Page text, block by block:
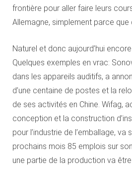
frontière pour aller faire leurs
Allemagne, simplement parce que
Naturel et donc aujourd’hui
Quelques exemples en vrac:
dans les appareils auditifs, a
d’une centaine de postes et la
de ses activités en Chine. Wifag,
conception et la construction
pour l’industrie de l’emballage, va
prochains mois 85 emplois sur
une partie de la production va